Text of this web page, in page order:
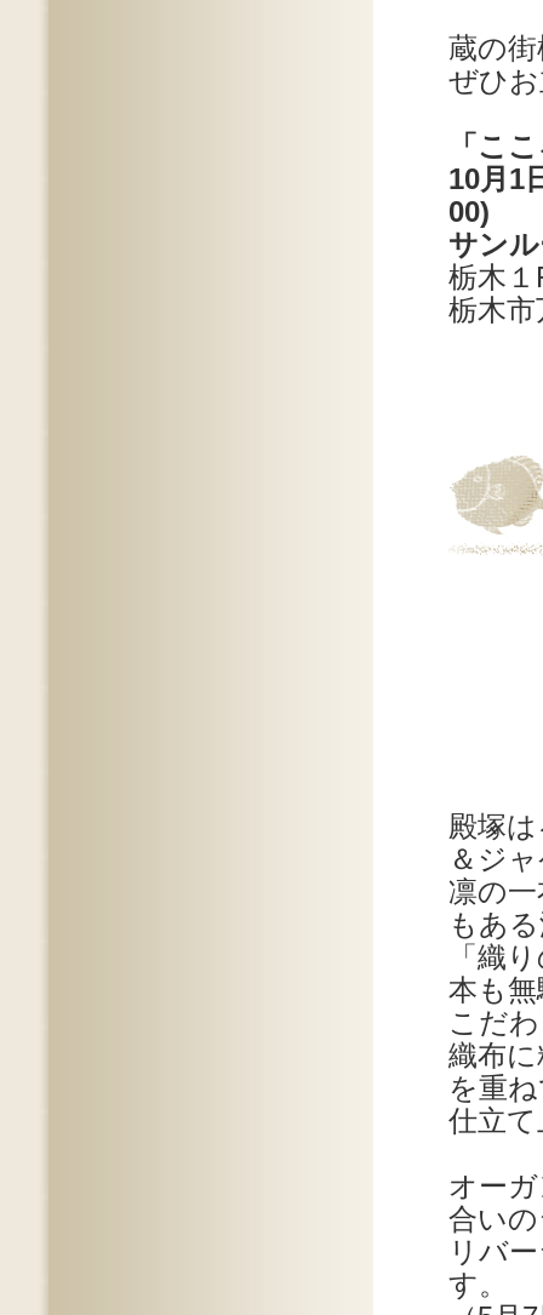
蔵の
ぜひ
「こ
10月1
00)
サン
栃木１
栃木
殿塚
＆ジ
凛の
もあ
「織
本も
こだ
織布
を重
仕立
オー
合い
リバ
す。